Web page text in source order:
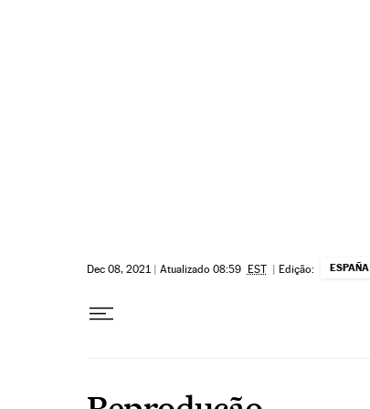
Dec 08, 2021 | Atualizado 08:59 EST | Edição: ESPAÑA